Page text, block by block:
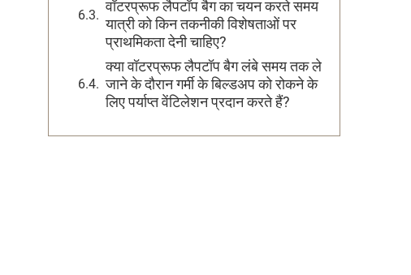
वॉटरप्रूफ लैपटॉप बैग का चयन करते समय
यात्री को किन तकनीकी विशेषताओं पर
प्राथमिकता देनी चाहिए?
क्या वॉटरप्रूफ लैपटॉप बैग लंबे समय तक ले
जाने के दौरान गर्मी के बिल्डअप को रोकने के
लिए पर्याप्त वेंटिलेशन प्रदान करते हैं?